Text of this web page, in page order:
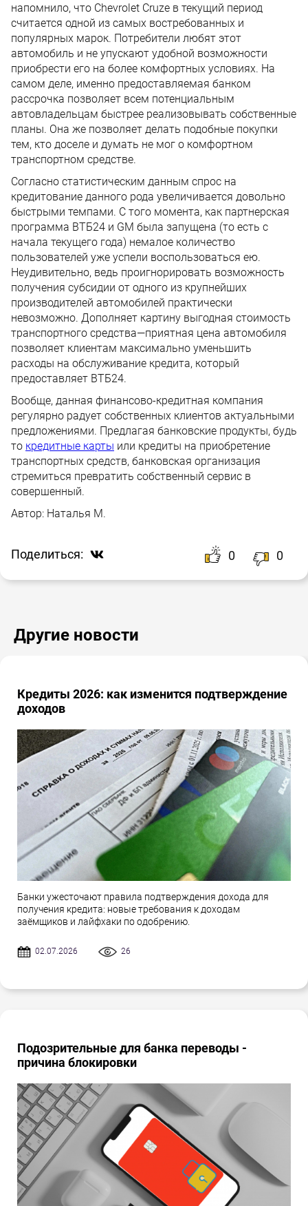
напомнило, что Chevrolet Cruze в текущий период
считается одной из самых востребованных и
популярных марок. Потребители любят этот
автомобиль и не упускают удобной возможности
приобрести его на более комфортных условиях. На
самом деле, именно предоставляемая банком
рассрочка позволяет всем потенциальным
автовладельцам быстрее реализовывать собственные
планы. Она же позволяет делать подобные покупки
тем, кто доселе и думать не мог о комфортном
транспортном средстве.
Согласно статистическим данным спрос на
кредитование данного рода увеличивается довольно
быстрыми темпами. С того момента, как партнерская
программа ВТБ24 и GM была запущена (то есть с
начала текущего года) немалое количество
пользователей уже успели воспользоваться ею.
Неудивительно, ведь проигнорировать возможность
получения субсидии от одного из крупнейших
производителей автомобилей практически
невозможно. Дополняет картину выгодная стоимость
транспортного средства—приятная цена автомобиля
позволяет клиентам максимально уменьшить
расходы на обслуживание кредита, который
предоставляет ВТБ24.
Вообще, данная финансово-кредитная компания
регулярно радует собственных клиентов актуальными
предложениями. Предлагая банковские продукты, будь
то кредитные карты или кредиты на приобретение
транспортных средств, банковская организация
стремиться превратить собственный сервис в
совершенный.
Автор: Наталья М.
Поделиться: 0 0
Другие новости
Кредиты 2026: как изменится подтверждение
доходов
Банки ужесточают правила подтверждения дохода для
получения кредита: новые требования к доходам
заёмщиков и лайфхаки по одобрению.
02.07.2026 26
Подозрительные для банка переводы -
причина блокировки